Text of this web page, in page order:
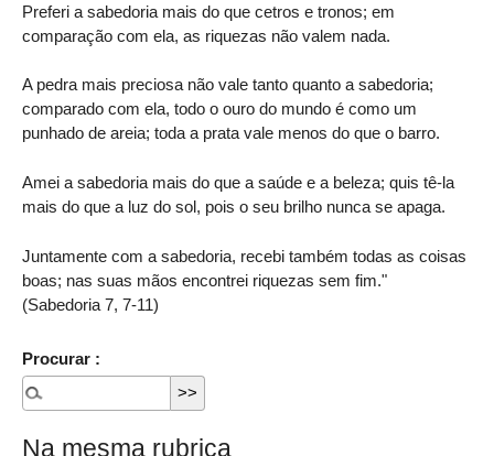
Preferi a sabedoria mais do que cetros e tronos; em
comparação com ela, as riquezas não valem nada.
A pedra mais preciosa não vale tanto quanto a sabedoria;
comparado com ela, todo o ouro do mundo é como um
punhado de areia; toda a prata vale menos do que o barro.
Amei a sabedoria mais do que a saúde e a beleza; quis tê-la
mais do que a luz do sol, pois o seu brilho nunca se apaga.
Juntamente com a sabedoria, recebi também todas as coisas
boas; nas suas mãos encontrei riquezas sem fim."
(Sabedoria 7, 7-11)
Procurar :
Na mesma rubrica